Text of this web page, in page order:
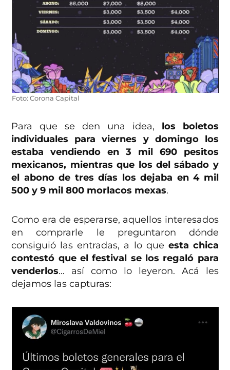
Foto: Corona Capital
Para que se den una idea, los boletos
individuales para viernes y domingo los
estaba vendiendo en 3 mil 690 pesitos
mexicanos, mientras que los del sábado y
el abono de tres días los dejaba en 4 mil
500 y 9 mil 800 morlacos mexas.
Como era de esperarse, aquellos interesados
en comprarle le preguntaron dónde
consiguió las entradas, a lo que esta chica
contestó que el festival se los regaló para
venderlos… así como lo leyeron. Acá les
dejamos las capturas: